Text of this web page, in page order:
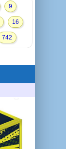
9
16
742